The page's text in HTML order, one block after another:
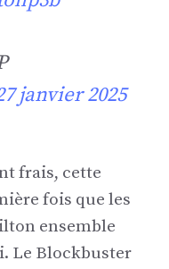
janvier 2025
frais, cette
fois que les
ensemble
Le Blockbuster